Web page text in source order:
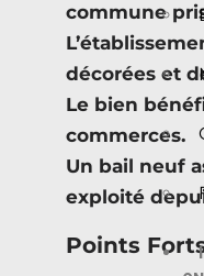
commune
décorées et
Le bien
commerces.
Un bail neuf
exploité
Points